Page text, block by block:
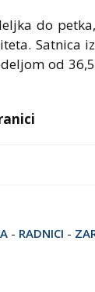
do
Satnica
od
- RADNICI -